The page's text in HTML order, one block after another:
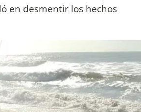
en desmentir los hechos